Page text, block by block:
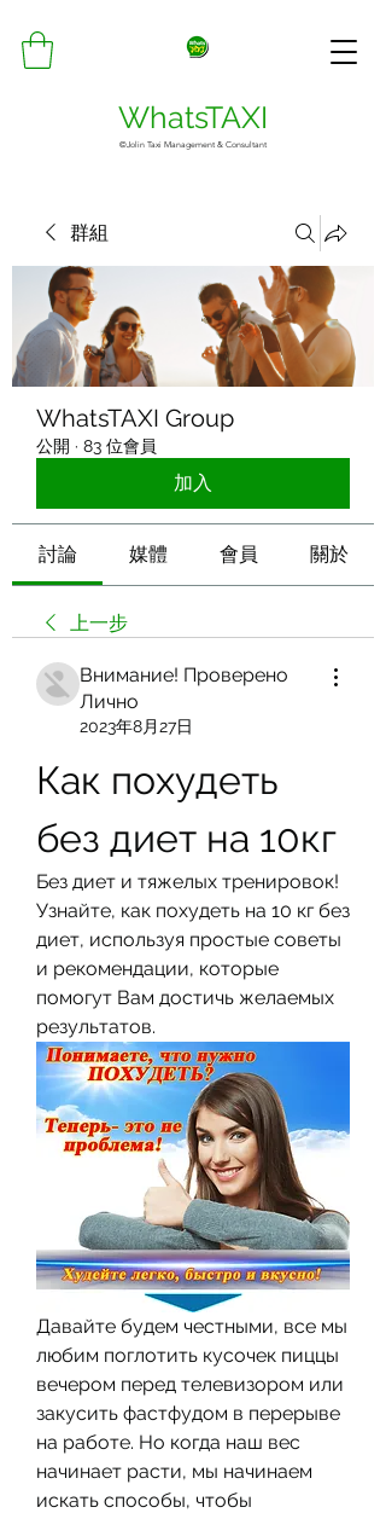
WhatsTAXI
©Jolin Taxi Management & Consultant
群組
WhatsTAXI Group
公開 · 83 位會員
加入
討論 媒體 會員 關於
上一步
Внимание! Проверено
Лично
2023年8月27日
Как похудеть
без диет на 10кг
Без диет и тяжелых тренировок!
Узнайте, как похудеть на 10 кг без
диет, используя простые советы
и рекомендации, которые
помогут Вам достичь желаемых
результатов.
Давайте будем честными, все мы
любим поглотить кусочек пиццы
вечером перед телевизором или
закусить фастфудом в перерыве
на работе. Но когда наш вес
начинает расти, мы начинаем
искать способы, чтобы